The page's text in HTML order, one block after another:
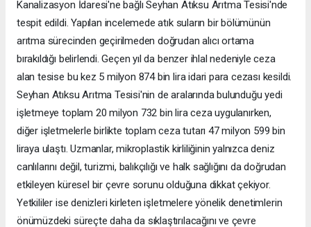
Kanalizasyon İdaresi'ne bağlı Seyhan Atıksu Arıtma Tesisi'nde
tespit edildi. Yapılan incelemede atık suların bir bölümünün
arıtma sürecinden geçirilmeden doğrudan alıcı ortama
bırakıldığı belirlendi. Geçen yıl da benzer ihlal nedeniyle ceza
alan tesise bu kez 5 milyon 874 bin lira idari para cezası kesildi.
Seyhan Atıksu Arıtma Tesisi'nin de aralarında bulunduğu yedi
işletmeye toplam 20 milyon 732 bin lira ceza uygulanırken,
diğer işletmelerle birlikte toplam ceza tutarı 47 milyon 599 bin
liraya ulaştı. Uzmanlar, mikroplastik kirliliğinin yalnızca deniz
canlılarını değil, turizmi, balıkçılığı ve halk sağlığını da doğrudan
etkileyen küresel bir çevre sorunu olduğuna dikkat çekiyor.
Yetkililer ise denizleri kirleten işletmelere yönelik denetimlerin
önümüzdeki süreçte daha da sıklaştırılacağını ve çevre